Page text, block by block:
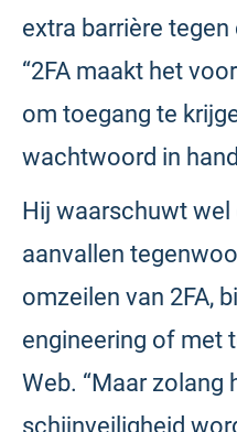
extra barrière
“2FA maakt het
om toegang te
wachtwoord in
Hij waarschuwt
aanvallen
omzeilen van 2FA,
engineering of met
Web. “Maar zolang
schijnveiligheid